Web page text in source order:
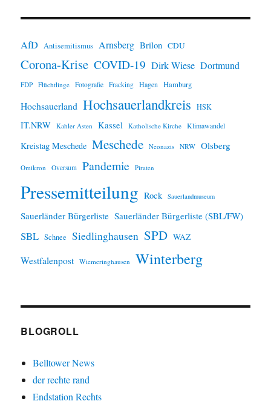
w
s
AfD Antisemitismus Arnsberg Brilon CDU
Corona-Krise COVID-19 Dirk Wiese Dortmund
FDP Flüchtlinge Fotografie Fracking Hagen Hamburg
Hochsauerland Hochsauerlandkreis HSK
IT.NRW Kahler Asten Kassel Katholische Kirche Klimawandel
Kreistag Meschede Meschede Neonazis NRW Olsberg
Omikron Oversum Pandemie Piraten
Pressemitteilung Rock Sauerlandmuseum
Sauerländer Bürgerliste Sauerländer Bürgerliste (SBL/FW)
SBL Schnee Siedlinghausen SPD WAZ
Westfalenpost Wiemeringhausen Winterberg
BLOGROLL
Belltower News
der rechte rand
Endstation Rechts